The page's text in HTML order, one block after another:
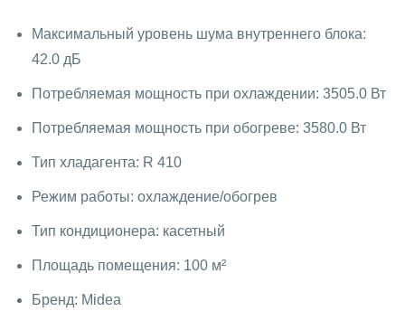
Максимальный уровень шума внутреннего блока:
42.0 дБ
Потребляемая мощность при охлаждении: 3505.0 Вт
Потребляемая мощность при обогреве: 3580.0 Вт
Тип хладагента: R 410
Режим работы: охлаждение/обогрев
Тип кондиционера: касетный
Площадь помещения: 100 м²
Бренд: Midea